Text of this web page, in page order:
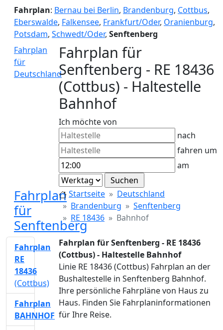
Fahrplan: Bernau bei Berlin, Brandenburg, Cottbus,
Eberswalde, Falkensee, Frankfurt/Oder, Oranienburg,
Potsdam, Schwedt/Oder, Senftenberg
Fahrplan
für
Deutschland
Fahrplan für
Senftenberg - RE 18436
(Cottbus) - Haltestelle
Bahnhof
Ich möchte von
nach
fahren um
am
Fahrplan
für
Senftenberg
Startseite
Deutschland
Brandenburg
Senftenberg
RE 18436
Bahnhof
Fahrplan für Senftenberg - RE 18436
(Cottbus) - Haltestelle Bahnhof
Linie RE 18436 (Cottbus) Fahrplan an der
Bushaltestelle in Senftenberg Bahnhof.
Ihre persönliche Fahrpläne von Haus zu
Haus. Finden Sie Fahrplaninformationen
für Ihre Reise.
Fahrplan
RE
18436
(Cottbus)
Fahrplan
BAHNHOF